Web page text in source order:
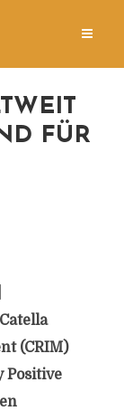
FÜR
(CRIM)
Positive